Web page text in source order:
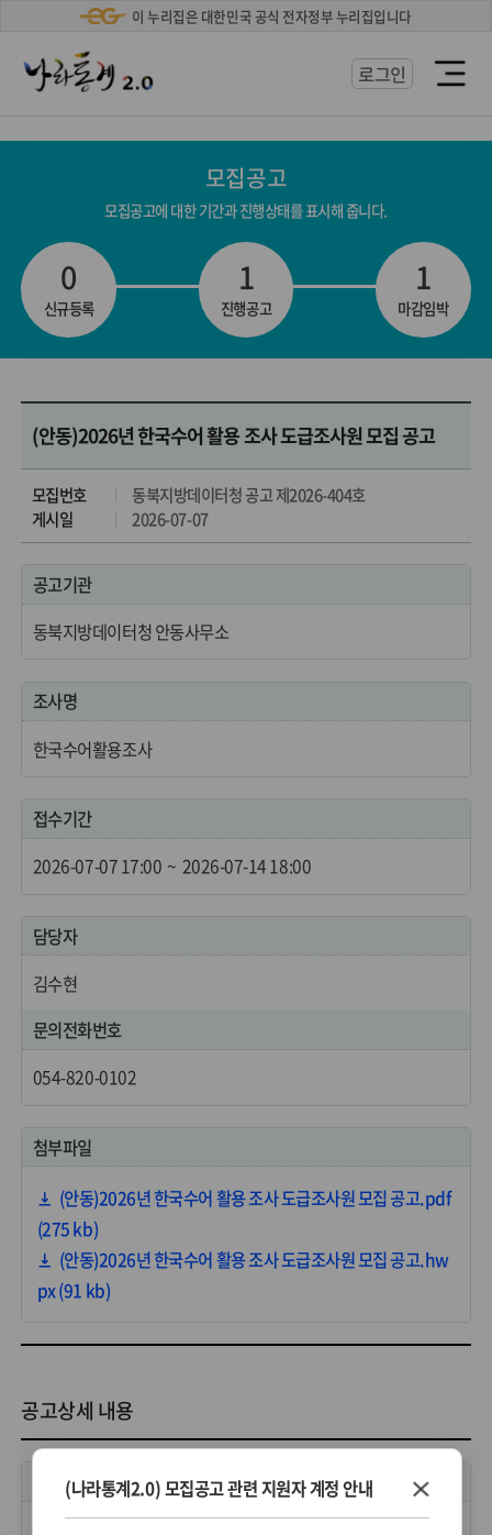
이 누리집은 대한민국 공식 전자정부 누리집입니다
로그인
열
모집공고
모집공고에 대한 기간과 진행상태를 표시해 줍니다.
0
신규등록
1
진행공고
1
마감임박
(안동)2026년 한국수어 활용 조사 도급조사원 모집 공고
모집번호
동북지방데이터청 공고 제2026-404호
게시일
2026-07-07
공고기관
동북지방데이터청 안동사무소
조사명
한국수어활용조사
접수기간
2026-07-07 17:00 ~ 2026-07-14 18:00
담당자
김수현
문의전화번호
054-820-0102
첨부파일
(안동)2026년 한국수어 활용 조사 도급조사원 모집 공고.pdf
(275 kb)
(안동)2026년 한국수어 활용 조사 도급조사원 모집 공고.hw
px (91 kb)
공고상세 내용
모집공고내용
(나라통계2.0) 모집공고 관련 지원자 계정 안내